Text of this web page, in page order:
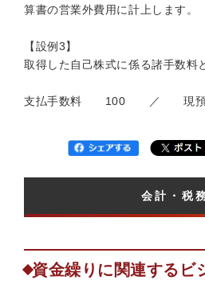
算書の営業外費用に計上します。
【設例3】
取得した自己株式に係る諸手数料
支払手数料 100 ／ 現
会計・税
資金繰りに関連するビ